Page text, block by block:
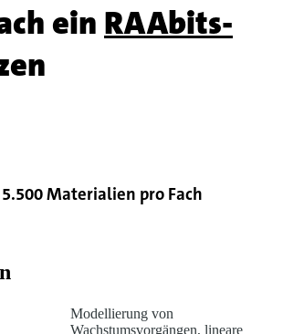
ein RAAbits-
5.500 Materialien pro Fach
Modellierung von
Wachstumsvorgängen, lineare